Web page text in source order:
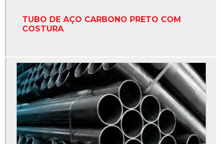
Distribuidor de tubo de aço carbono
Distribuidora de tubo galvanizado à fogo
TUBO DE AÇO CARBONO PRETO COM
COSTURA